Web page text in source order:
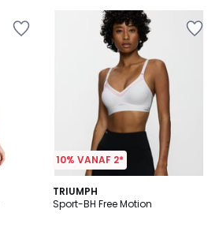
10% VANAF 2*
TRIUMPH
Sport-BH Free Motion
4.5
/ 5
2
Kleuren